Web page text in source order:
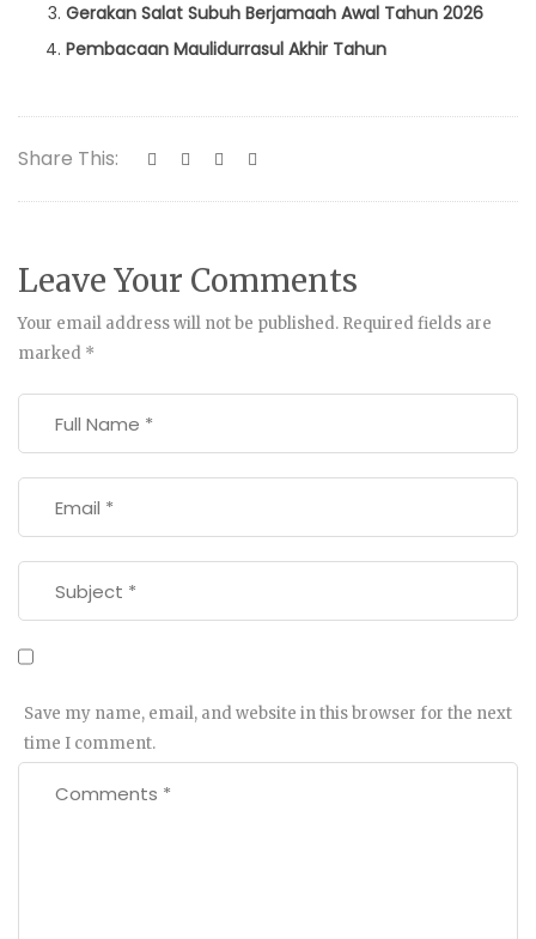
Gerakan Salat Subuh Berjamaah Awal Tahun 2026
Pembacaan Maulidurrasul Akhir Tahun
Share This:
Leave Your Comments
Your email address will not be published. Required fields are
marked *
Save my name, email, and website in this browser for the next
time I comment.